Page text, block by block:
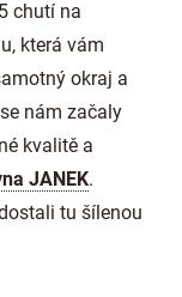
chutí na
která vám
okraj a
nám začaly
kvalitě a
JANEK.
tu šílenou